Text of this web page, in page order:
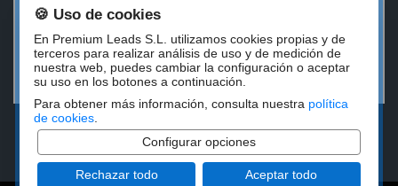
27,00 €/mes
CONTRATAR
🍪 Uso de cookies
En Premium Leads S.L. utilizamos cookies propias y de
terceros para realizar análisis de uso y de medición de
nuestra web, puedes cambiar la configuración o aceptar
su uso en los botones a continuación.
Para obtener más información, consulta nuestra política
de cookies
Configurar opciones
Rechazar todo Aceptar todo